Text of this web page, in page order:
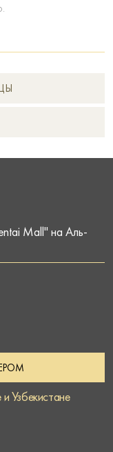
Mall" на Аль-
Узбекистане